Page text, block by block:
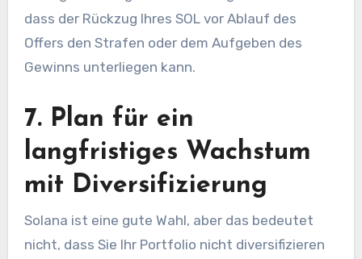
dass der Rückzug Ihres SOL vor Ablauf des
Offers den Strafen oder dem Aufgeben des
Gewinns unterliegen kann.
7. Plan für ein
langfristiges Wachstum
mit Diversifizierung
Solana ist eine gute Wahl, aber das bedeutet
nicht, dass Sie Ihr Portfolio nicht diversifizieren